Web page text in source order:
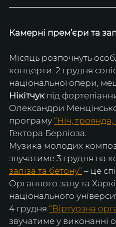
Камерні прем’єри та
Місяць розпочнуть
концерти. 2 грудня
національної опери,
Нікітчук під
Олександри
програму “Ніч, троянда,
Гектора Берліоза.
Музика молодих
звучатиме 3 грудня на
заліза та бетону” – це
Органного залу та
національного
4 грудня “Віртуозна
звучатиме у виконанні